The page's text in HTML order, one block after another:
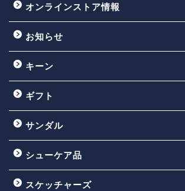
オンラインストア情報
お知らせ
キーン
ギフト
サンダル
シューケア品
スケッチャーズ